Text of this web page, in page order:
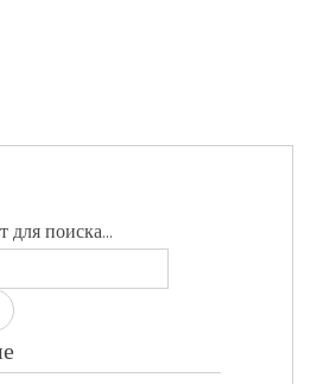
для поиска...